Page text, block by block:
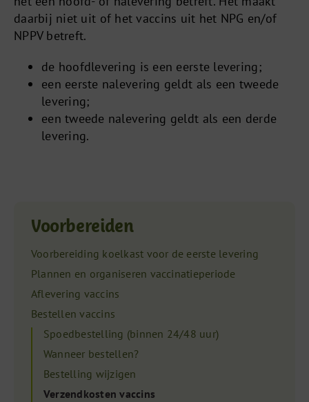
daarbij niet uit of het vaccins uit het NPG en/of
NPPV betreft.
de hoofdlevering is een eerste levering;
een eerste nalevering geldt als een tweede
levering;
een tweede nalevering geldt als een derde
levering.
Voorbereiden
Voorbereiding koelkast voor de eerste levering
Plannen en organiseren vaccinatieperiode
Aflevering vaccins
Bestellen vaccins
Spoedbestelling (binnen 24/48 uur)
Wanneer bestellen?
Bestelling wijzigen
Verzendkosten vaccins